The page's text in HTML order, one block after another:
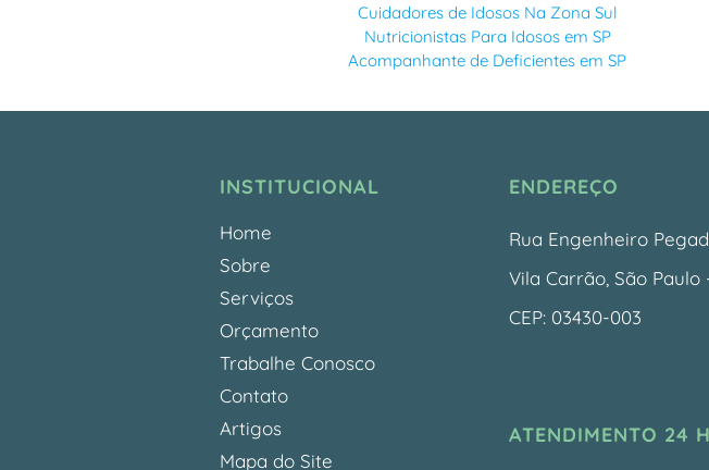
Cuidadores de Idosos Na Zona Sul
Nutricionistas Para Idosos em SP
Acompanhante de Deficientes em SP
INSTITUCIONAL
Home
Sobre
Serviços
Orçamento
Trabalhe Conosco
Contato
Artigos
Mapa do Site
ENDEREÇO
Rua Engenheiro
Vila Carrão, São Paulo
CEP: 03430-003
ATENDIMENTO 24